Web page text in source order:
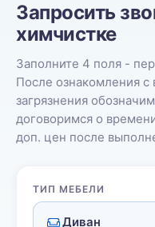
Запросить
химчистке
Заполните 4 поля -
После ознакомления
загрязнения
договоримся о
доп. цен после
ТИП МЕБЕЛИ
Диван